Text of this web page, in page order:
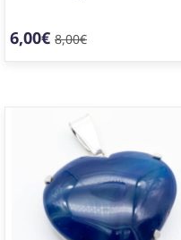
6,00€ 8,00€